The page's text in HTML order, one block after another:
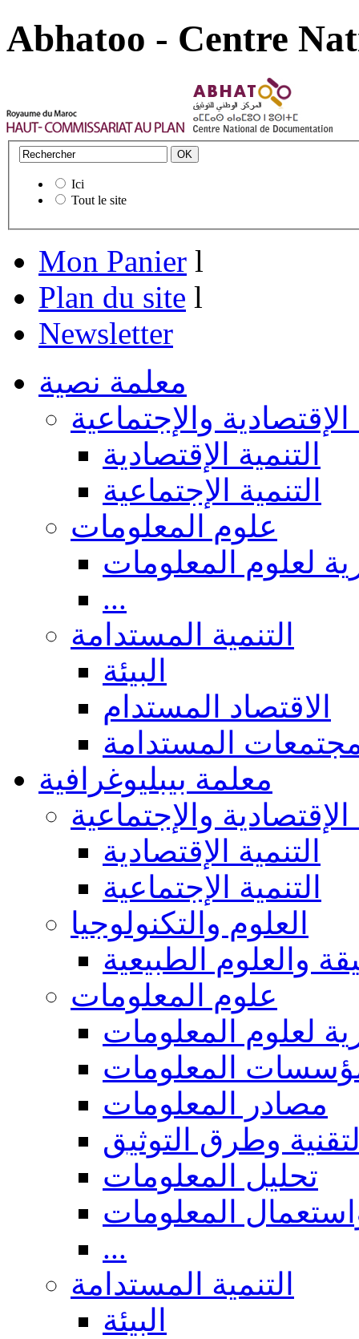
Abhatoo - Centre
Ici
Tout le site
Mon Panier l
Plan du site l
Newsletter
معلمة نصية
الإقتصادية والإجتماعية
التنمية الإقتصادية
التنمية الإجتماعية
علوم المعلومات
لعلوم المعلومات
...
التنمية المستدامة
البيئة
الاقتصاد المستدام
المستدامة
معلمة بيبليوغرافية
الإقتصادية والإجتماعية
التنمية الإقتصادية
التنمية الإجتماعية
العلوم والتكنولوجيا
والعلوم الطبيعية
علوم المعلومات
لعلوم المعلومات
المعلومات
مصادر المعلومات
وطرق التوثيق
تحليل المعلومات
المعلومات
...
التنمية المستدامة
البيئة